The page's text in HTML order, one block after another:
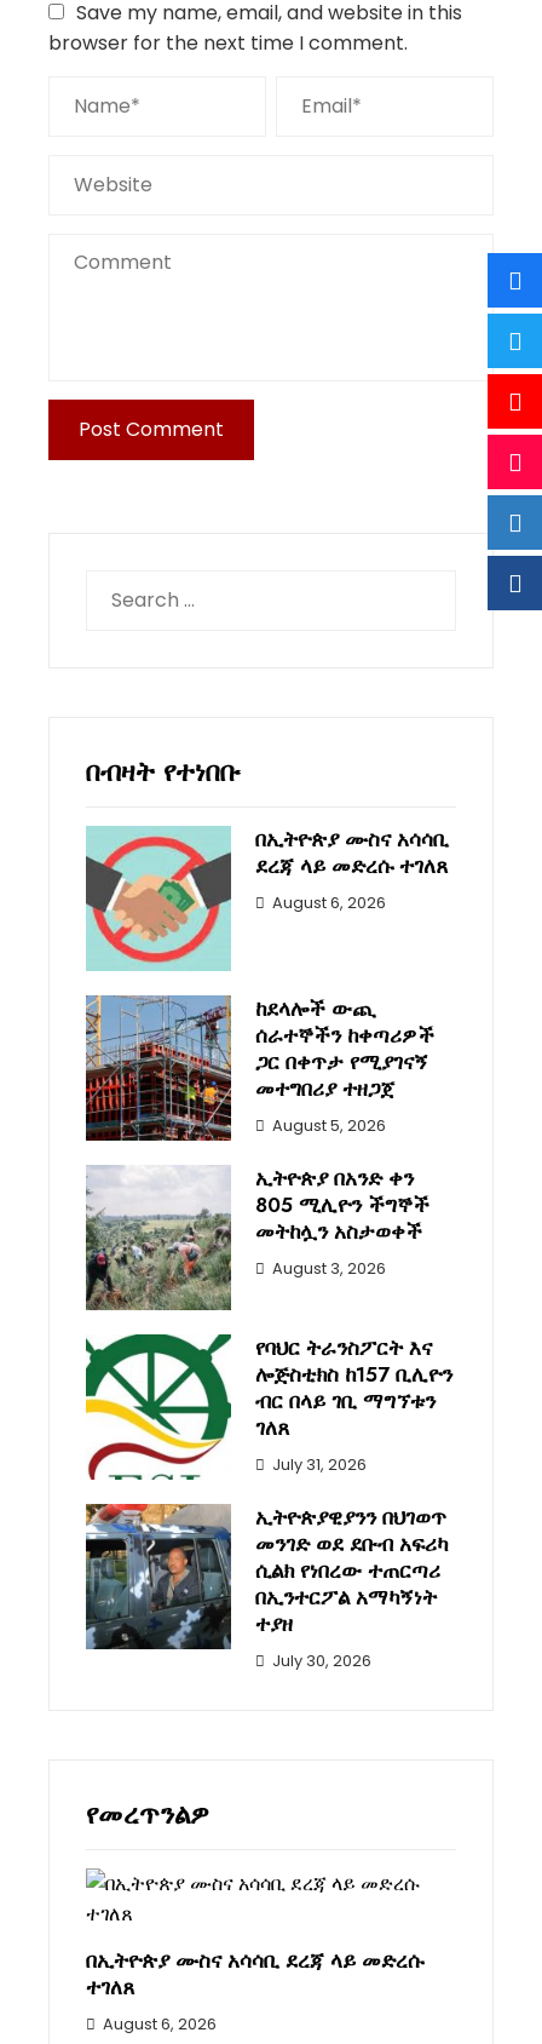
Save my name, email, and website in this
browser for the next time I comment.
for:
በብዛት የተነበቡ
በኢትዮጵያ ሙስና አሳሳቢ
ደረጃ ላይ መድረሱ ተገለጸ
August 6, 2026
ከደላሎች ውጪ
ሰራተኞችን ከቀጣሪዎች
ጋር በቀጥታ የሚያገናኝ
መተግበሪያ ተዘጋጀ
August 5, 2026
ኢትዮጵያ በአንድ ቀን
805 ሚሊዮን ችግኞች
መትከሏን አስታወቀች
August 3, 2026
የባህር ትራንስፖርት እና
ሎጅስቲክስ ከ157 ቢሊዮን
ብር በላይ ገቢ ማግኘቱን
ገለጸ
July 31, 2026
ኢትዮጵያዊያንን በህገወጥ
መንገድ ወደ ደቡብ አፍሪካ
ሲልክ የነበረው ተጠርጣሪ
በኢንተርፖል አማካኝነት
ተያዘ
July 30, 2026
የመረጥንልዎ
በኢትዮጵያ ሙስና አሳሳቢ ደረጃ ላይ መድረሱ
ተገለጸ
August 6, 2026